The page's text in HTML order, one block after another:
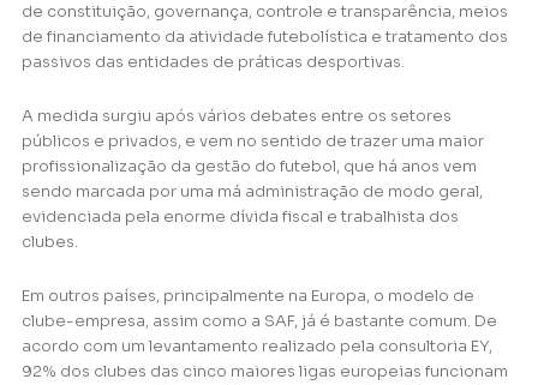
de constituição, governança, controle e transparência, meios
de financiamento da atividade futebolística e tratamento dos
passivos das entidades de práticas desportivas.
A medida surgiu após vários debates entre os setores
públicos e privados, e vem no sentido de trazer uma maior
profissionalização da gestão do futebol, que há anos vem
sendo marcada por uma má administração de modo geral,
evidenciada pela enorme dívida fiscal e trabalhista dos
clubes.
Em outros países, principalmente na Europa, o modelo de
clube-empresa, assim como a SAF, já é bastante comum. De
acordo com um levantamento realizado pela consultoria EY,
92% dos clubes das cinco maiores ligas europeias funcionam